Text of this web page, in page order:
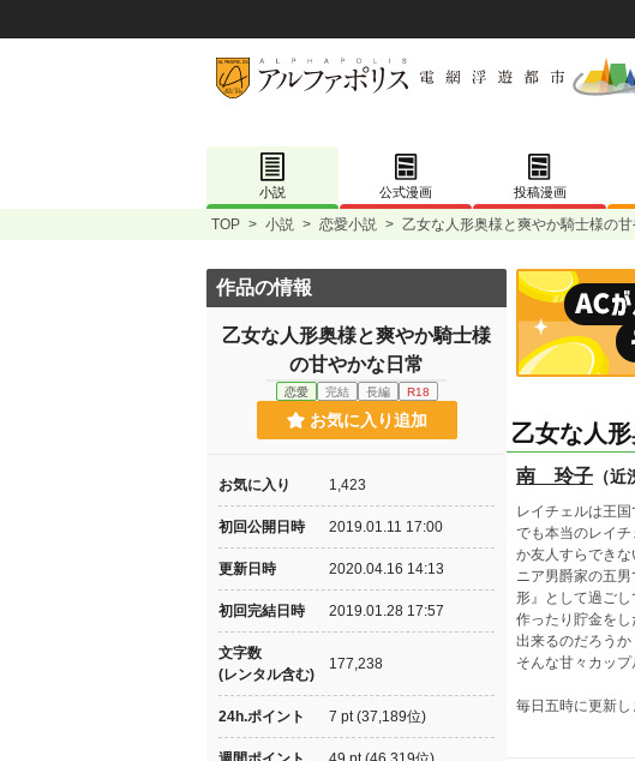
小説 公式漫画 投稿漫画
TOP > 小説 > 恋愛小説 > 乙女な人形奥様と爽やか騎士様の
乙女な人
南 玲子 （
レイチェルは王
でも本当のレイ
か友人すらでき
ニア男爵家の五
形』として過ご
作ったり貯金を
出来るのだろう
そんな甘々カップ
毎日五時に更新し
作品の情報
乙女な人形奥様と爽やか騎士様
の甘やかな日常
恋愛 完結 長編 R18
お気に入り追加
お気に入り 1,423
初回公開日時 2019.01.11 17:00
更新日時 2020.04.16 14:13
初回完結日時 2019.01.28 17:57
文字数
(レンタル含む)
177,238
24h.ポイント 7 pt (37,189位)